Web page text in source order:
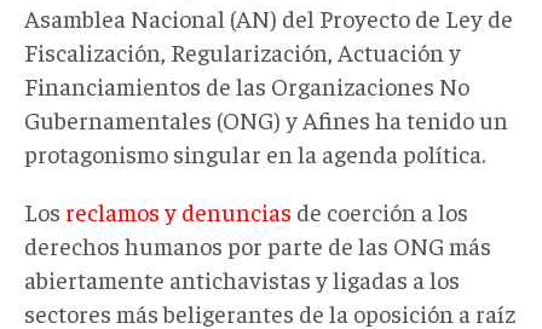
Asamblea Nacional (AN) del Proyecto de Ley de
Fiscalización, Regularización, Actuación y
Financiamientos de las Organizaciones No
Gubernamentales (ONG) y Afines ha tenido un
protagonismo singular en la agenda política.
Los reclamos y denuncias de coerción a los
derechos humanos por parte de las ONG más
abiertamente antichavistas y ligadas a los
sectores más beligerantes de la oposición a raíz